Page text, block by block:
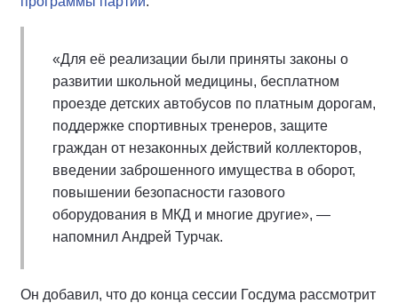
«Для её реализации были приняты законы о
развитии школьной медицины, бесплатном
проезде детских автобусов по платным дорогам,
поддержке спортивных тренеров, защите
граждан от незаконных действий коллекторов,
введении заброшенного имущества в оборот,
повышении безопасности газового
оборудования в МКД и многие другие», —
напомнил Андрей Турчак.
Он добавил, что до конца сессии Госдума рассмотрит